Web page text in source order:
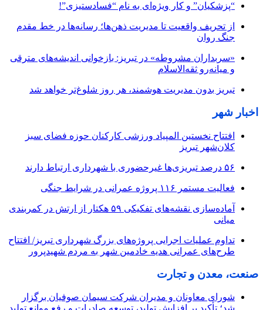
“پزشکیان” و کار ویژه‌ای به نام “فسادستیزی”!
از تحریف واقعیت تا مدیریت ذهن‌ها؛ رسانه‌ها در خط مقدم
جنگ روان
«سربداران مشروطه» در تبریز: بازخوانی اندیشه‌های مترقی
و میانه‌رو ثقه‌الاسلام
تبریز بدون مدیریت هوشمند، هر روز شلوغ‌تر خواهد شد
اخبار شهر
افتتاح نخستین المپیاد ورزشی کارکنان حوزه فضای سبز
کلان‌شهر تبریز
۵۶ درصد تبریزی‌ها غیرحضوری با شهرداری ارتباط دارند
فعالیت مستمر ۱۱۶ پروژه عمرانی در شرایط جنگی
آماده‌سازی نقشه‌های تفکیکی ۵۹ هکتار از ارتش در کمربندی
میانی
تداوم عملیات اجرایی پروژه‌های بزرگ شهرداری تبریز/ افتتاح
طرح‌های عمرانی هدیه خادمین شهر به مردم شهیدپرور
صنعت، معدن و تجارت
شورای معاونان و مدیران شرکت سیمان صوفیان برگزار